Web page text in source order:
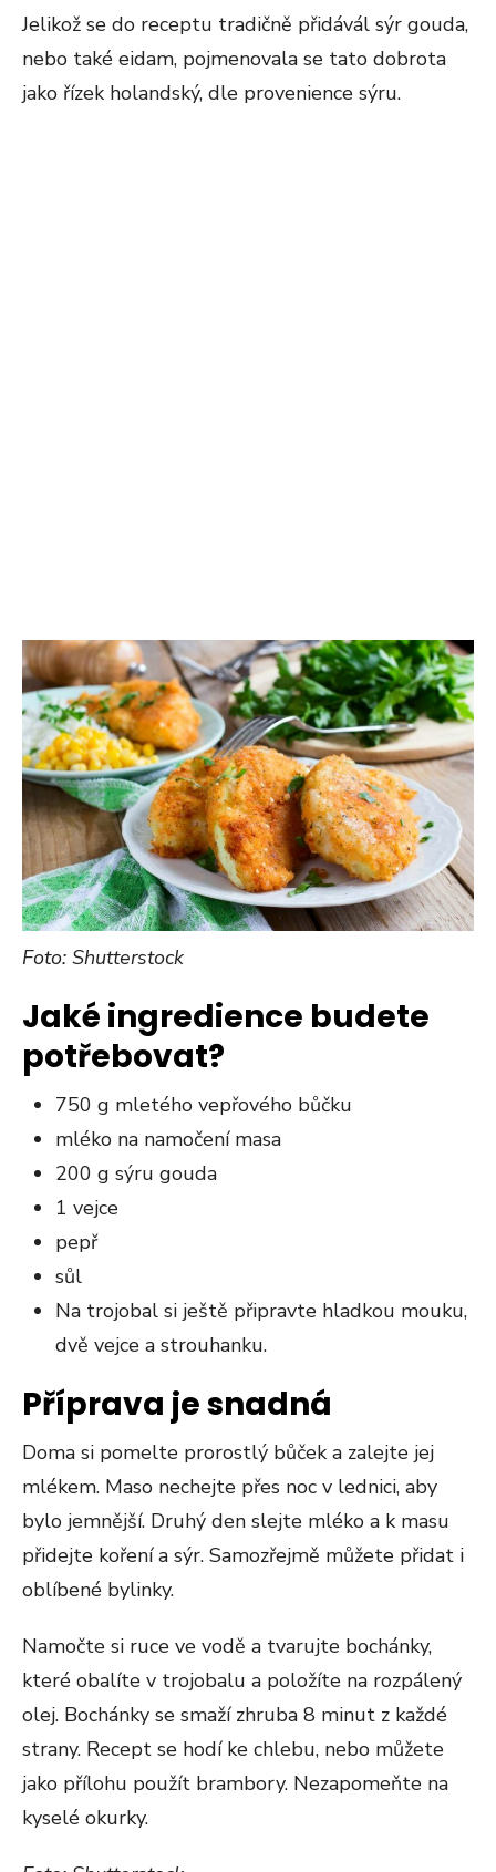
Jelikož se do receptu tradičně přidávál sýr gouda,
nebo také eidam, pojmenovala se tato dobrota
jako řízek holandský, dle provenience sýru.
Foto: Shutterstock
Jaké ingredience budete
potřebovat?
750 g mletého vepřového bůčku
mléko na namočení masa
200 g sýru gouda
1 vejce
pepř
sůl
Na trojobal si ještě připravte hladkou mouku,
dvě vejce a strouhanku.
Příprava je snadná
Doma si pomelte prorostlý bůček a zalejte jej
mlékem. Maso nechejte přes noc v lednici, aby
bylo jemnější. Druhý den slejte mléko a k masu
přidejte koření a sýr. Samozřejmě můžete přidat i
oblíbené bylinky.
Namočte si ruce ve vodě a tvarujte bochánky,
které obalíte v trojobalu a položíte na rozpálený
olej. Bochánky se smaží zhruba 8 minut z každé
strany. Recept se hodí ke chlebu, nebo můžete
jako přílohu použít brambory. Nezapomeňte na
kyselé okurky.